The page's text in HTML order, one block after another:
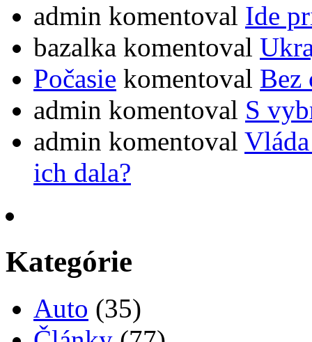
admin komentoval Ide
bazalka komentoval
Počasie komentoval Bez
admin komentoval S
admin komentoval
ich dala?
Kategórie
Auto (35)